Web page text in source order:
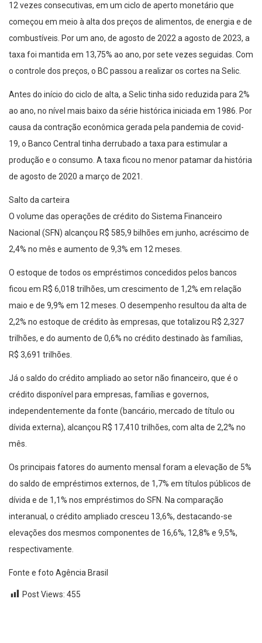
12 vezes consecutivas, em um ciclo de aperto monetário que
começou em meio à alta dos preços de alimentos, de energia e de
combustíveis. Por um ano, de agosto de 2022 a agosto de 2023, a
taxa foi mantida em 13,75% ao ano, por sete vezes seguidas. Com
o controle dos preços, o BC passou a realizar os cortes na Selic.
Antes do início do ciclo de alta, a Selic tinha sido reduzida para 2%
ao ano, no nível mais baixo da série histórica iniciada em 1986. Por
causa da contração econômica gerada pela pandemia de covid-
19, o Banco Central tinha derrubado a taxa para estimular a
produção e o consumo. A taxa ficou no menor patamar da história
de agosto de 2020 a março de 2021.
Salto da carteira
O volume das operações de crédito do Sistema Financeiro
Nacional (SFN) alcançou R$ 585,9 bilhões em junho, acréscimo de
2,4% no mês e aumento de 9,3% em 12 meses.
O estoque de todos os empréstimos concedidos pelos bancos
ficou em R$ 6,018 trilhões, um crescimento de 1,2% em relação
maio e de 9,9% em 12 meses. O desempenho resultou da alta de
2,2% no estoque de crédito às empresas, que totalizou R$ 2,327
trilhões, e do aumento de 0,6% no crédito destinado às famílias,
R$ 3,691 trilhões.
Já o saldo do crédito ampliado ao setor não financeiro, que é o
crédito disponível para empresas, famílias e governos,
independentemente da fonte (bancário, mercado de título ou
dívida externa), alcançou R$ 17,410 trilhões, com alta de 2,2% no
mês.
Os principais fatores do aumento mensal foram a elevação de 5%
do saldo de empréstimos externos, de 1,7% em títulos públicos de
dívida e de 1,1% nos empréstimos do SFN. Na comparação
interanual, o crédito ampliado cresceu 13,6%, destacando-se
elevações dos mesmos componentes de 16,6%, 12,8% e 9,5%,
respectivamente.
Fonte e foto Agência Brasil
Post Views: 455